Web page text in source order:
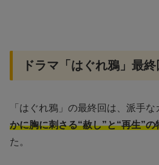
ドラマ「はぐれ鴉」最
「はぐれ鴉」の最終回は、派手な
かに胸に刺さる“赦し”と“再生”の
た。